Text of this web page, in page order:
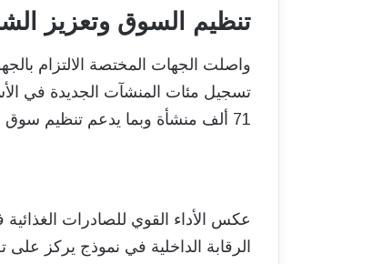
تنظيم السوق وتعزيز
واصلت الجهات المختصة الالتزام
تسجيل مئات المنشآت الجديدة في
71 ألف منشأة وبما يدعم تنظيم سوق الغذاء وتعزيز الشفافية.
عكس الأداء القوي للصادرات
الرقابة الداخلية في نموذج يركز